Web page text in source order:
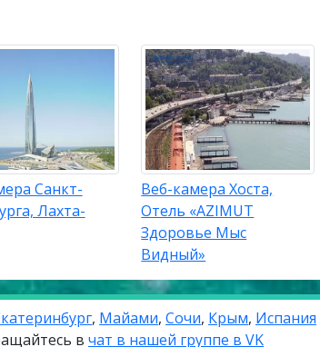
Санкт-
Лахта-
Веб-камера Хоста,
Отель «AZIMUT
Здоровье Мыс
Видный»
, Майами, Сочи, Крым, Испания
в чат в нашей группе в VK